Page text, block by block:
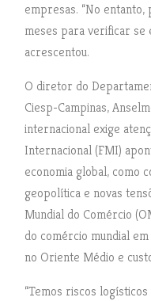
empresas. “No
meses para verificar se
acrescentou.
O diretor do
Ciesp-Campinas,
internacional exige
Internacional (FMI)
economia global, como
geopolítica e novas
Mundial do Comércio
do comércio mundial
no Oriente Médio e
“Temos riscos